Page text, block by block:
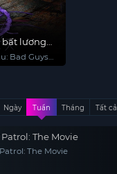
bất lương
Bad Guys
Ngày Tuần Tháng Tất cả
Patrol: The Movie
The Movie